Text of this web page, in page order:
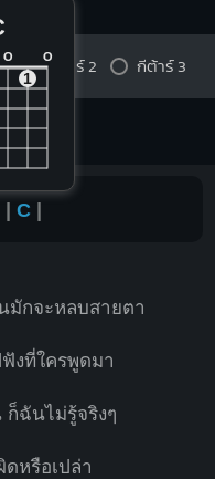
กีต้าร์ 2 กีต้าร์ 3
1 ]
O O
1
| C|
กจะหลบสายตา
ฟังที่ใครพูดมา
ก็ฉันไม่รู้จริงๆ
หรือเปล่า